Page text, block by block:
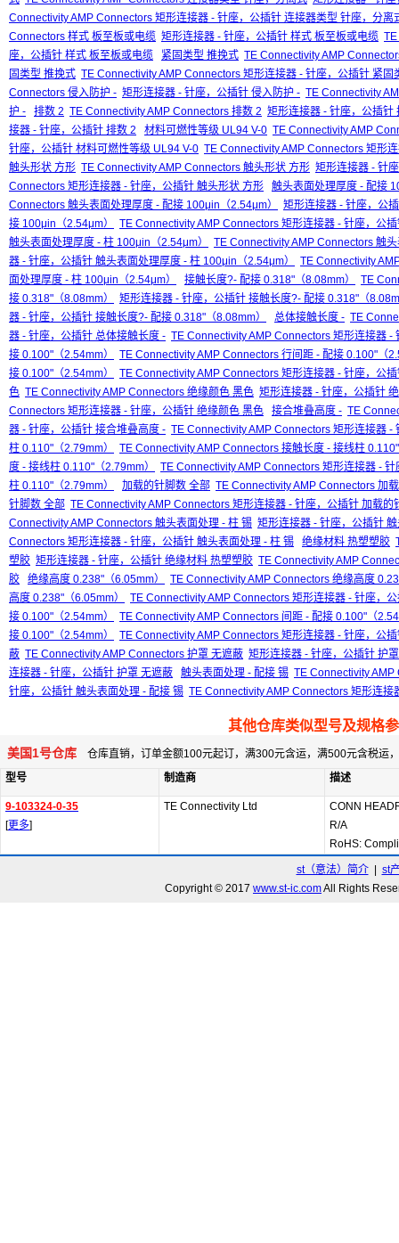
Connectivity AMP Connectors 矩形连接器 - 针座，公插针 连接器类型 针座，分离
Connectors 样式 板至板或电缆 矩形连接器 - 针座，公插针 样式 板至板或电缆
座，公插针 样式 板至板或电缆
紧固类型 推挽式 TE Connectivity AMP
固类型 推挽式 TE Connectivity AMP Connectors 矩形连接器 - 针座，公插针 紧固
Connectors 侵入防护 - 矩形连接器 - 针座，公插针 侵入防护 - TE Connectivity
护 -
排数 2 TE Connectivity AMP Connectors 排数 2 矩形连接器 - 针座，公插针
接器 - 针座，公插针 排数 2
材料可燃性等级 UL94 V-0 TE Connectivity AMP
针座，公插针 材料可燃性等级 UL94 V-0 TE Connectivity AMP Connectors 矩形
触头形状 方形 TE Connectivity AMP Connectors 触头形状 方形 矩形连接器 - 针
Connectors 矩形连接器 - 针座，公插针 触头形状 方形
触头表面处理厚度 - 配接
Connectors 触头表面处理厚度 - 配接 100μin（2.54μm）
矩形连接器 - 针座，公
接 100μin（2.54μm）
TE Connectivity AMP Connectors 矩形连接器 - 针座，公
触头表面处理厚度 - 柱 100μin（2.54μm）
TE Connectivity AMP Connectors 触
器 - 针座，公插针 触头表面处理厚度 - 柱 100μin（2.54μm）
TE Connectivity
面处理厚度 - 柱 100μin（2.54μm）
接触长度?- 配接 0.318"（8.08mm）
TE
接 0.318"（8.08mm）
矩形连接器 - 针座，公插针 接触长度?- 配接 0.318"（
器 - 针座，公插针 接触长度?- 配接 0.318"（8.08mm）
总体接触长度 - TE
器 - 针座，公插针 总体接触长度 - TE Connectivity AMP Connectors 矩形连接器 -
接 0.100"（2.54mm）
TE Connectivity AMP Connectors 行间距 - 配接 0.100"（
接 0.100"（2.54mm）
TE Connectivity AMP Connectors 矩形连接器 - 针座，公
色 TE Connectivity AMP Connectors 绝缘颜色 黑色 矩形连接器 - 针座，公插针
Connectors 矩形连接器 - 针座，公插针 绝缘颜色 黑色
接合堆叠高度 - TE
器 - 针座，公插针 接合堆叠高度 - TE Connectivity AMP Connectors 矩形连接器 -
柱 0.110"（2.79mm）
TE Connectivity AMP Connectors 接触长度 - 接线柱
度 - 接线柱 0.110"（2.79mm）
TE Connectivity AMP Connectors 矩形连接器 -
柱 0.110"（2.79mm）
加载的针脚数 全部 TE Connectivity AMP Connectors 加
针脚数 全部 TE Connectivity AMP Connectors 矩形连接器 - 针座，公插针 加载的
Connectivity AMP Connectors 触头表面处理 - 柱 锡 矩形连接器 - 针座，公插针
Connectors 矩形连接器 - 针座，公插针 触头表面处理 - 柱 锡
绝缘材料 热塑塑胶
塑胶 矩形连接器 - 针座，公插针 绝缘材料 热塑塑胶 TE Connectivity AMP
胶
绝缘高度 0.238"（6.05mm）
TE Connectivity AMP Connectors 绝缘高度
高度 0.238"（6.05mm）
TE Connectivity AMP Connectors 矩形连接器 - 针座，
接 0.100"（2.54mm）
TE Connectivity AMP Connectors 间距 - 配接 0.100"（
接 0.100"（2.54mm）
TE Connectivity AMP Connectors 矩形连接器 - 针座，公
蔽 TE Connectivity AMP Connectors 护罩 无遮蔽 矩形连接器 - 针座，公插针 护
连接器 - 针座，公插针 护罩 无遮蔽
触头表面处理 - 配接 锡 TE Connectivity AMP
针座，公插针 触头表面处理 - 配接 锡 TE Connectivity AMP Connectors 矩形连接
其他仓库类似型号及规格
美国1号仓库 仓库直销，订单金额100元起订，满300元含运，满500元含税运
型号
制造商 描述
9-103324-0-35
[更多]
TE Connectivity Ltd
CONN
R/A
RoHS:
st（意法）简介| st
Copyright © 2017 www.st-ic.comAll Rights